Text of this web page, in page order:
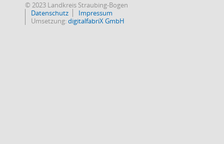
© 2023 Landkreis Straubing-Bogen
Datenschutz
Impressum
Umsetzung:digitalfabriX GmbH